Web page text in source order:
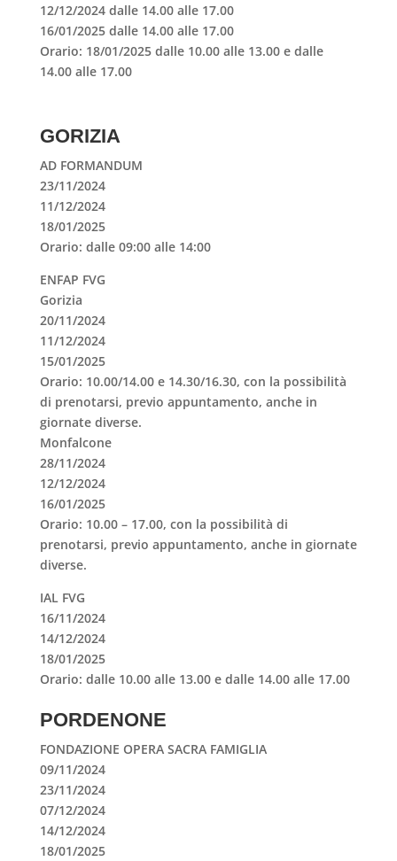
12/12/2024 dalle 14.00 alle 17.00
16/01/2025 dalle 14.00 alle 17.00
Orario: 18/01/2025 dalle 10.00 alle 13.00 e dalle
14.00 alle 17.00
GORIZIA
AD FORMANDUM
23/11/2024
11/12/2024
18/01/2025
Orario: dalle 09:00 alle 14:00
ENFAP FVG
Gorizia
20/11/2024
11/12/2024
15/01/2025
Orario: 10.00/14.00 e 14.30/16.30, con la possibilità
di prenotarsi, previo appuntamento, anche in
giornate diverse.
Monfalcone
28/11/2024
12/12/2024
16/01/2025
Orario: 10.00 – 17.00, con la possibilità di
prenotarsi, previo appuntamento, anche in giornate
diverse.
IAL FVG
16/11/2024
14/12/2024
18/01/2025
Orario: dalle 10.00 alle 13.00 e dalle 14.00 alle 17.00
PORDENONE
FONDAZIONE OPERA SACRA FAMIGLIA
09/11/2024
23/11/2024
07/12/2024
14/12/2024
18/01/2025